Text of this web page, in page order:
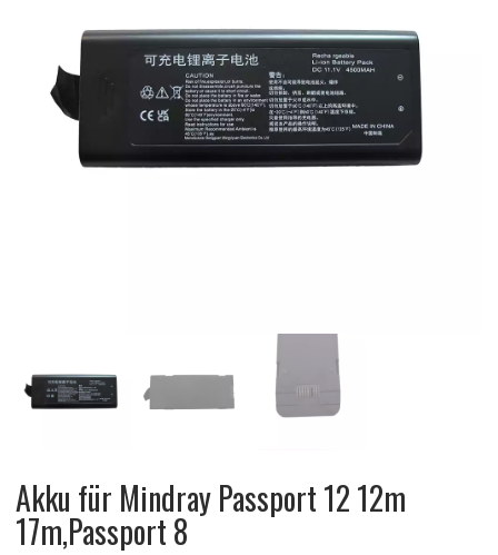
Akku für Mindray Passport 12 12m
17m,Passport 8